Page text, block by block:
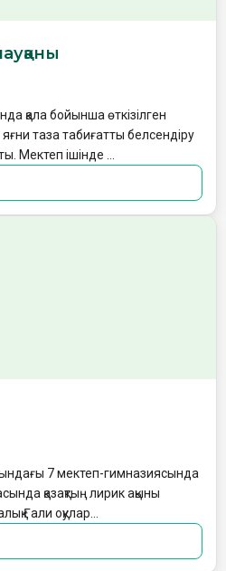
қала бойынша өткізілген
таза табиғатты белсендіру
Мектеп ішінде …
7 мектеп-гимназиясында
қазақтың лирик ақыны
Ғали оқулар…